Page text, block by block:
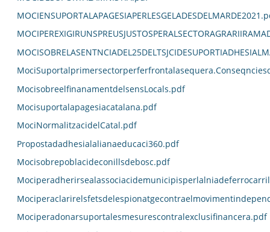
MocisobreelfinanamentdelsensLocals.pdf
Mocisuportalapagesiacatalana.pdf
MociNormalitzacidelCatal.pdf
Propostadadhesialalianaeducaci360.pdf
Mocisobrepoblacideconillsdebosc.pdf
Mociperadonarsuportalesmesurescontralexclusifinancera.pdf